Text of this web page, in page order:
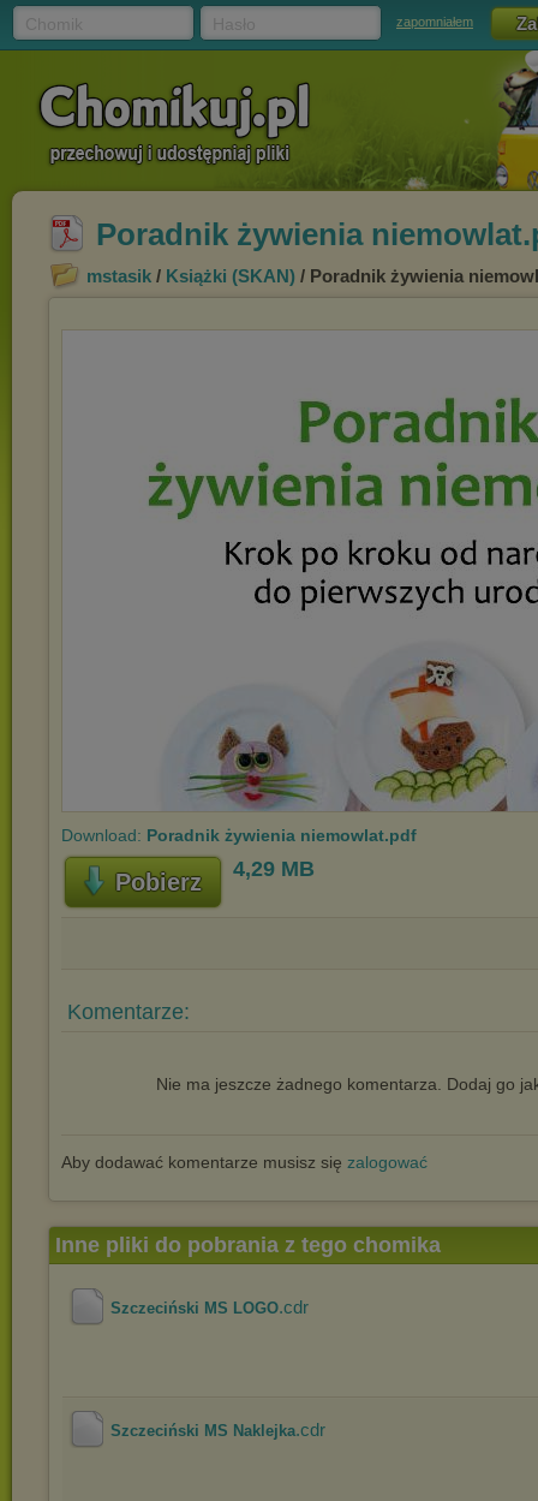
zapomniałem
Poradnik żywienia
mstasik / Książki (SKAN) / Poradnik żywienia
Download: Poradnik żywienia niemowlat.pdf
Pobierz 4,29 MB
Komentarze:
Nie ma jeszcze żadnego komentarza. Dodaj go
Aby dodawać komentarze musisz się zalogować
Inne pliki do pobrania z tego chomika
Szczeciński MS LOGO.cdr
Szczeciński MS Naklejka.cdr